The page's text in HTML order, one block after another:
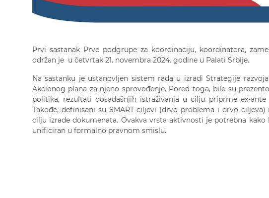
Prvi sastanak Prve podgrupe za koordinaciju, koordinatora,
održan je u četvrtak 21. novembra 2024. godine u Palati Srbije.
Na sastanku je ustanovljen sistem rada u izradi Strategije
Akcionog plana za njeno sprovođenje. Pored toga, bile su
politika, rezultati dosadašnjih istraživanja u cilju priprme ex-
Takođe, definisani su SMART ciljevi (drvo problema i drvo
cilju izrade dokumenata. Ovakva vrsta aktivnosti je potrebna
unificiran u formalno pravnom smislu.